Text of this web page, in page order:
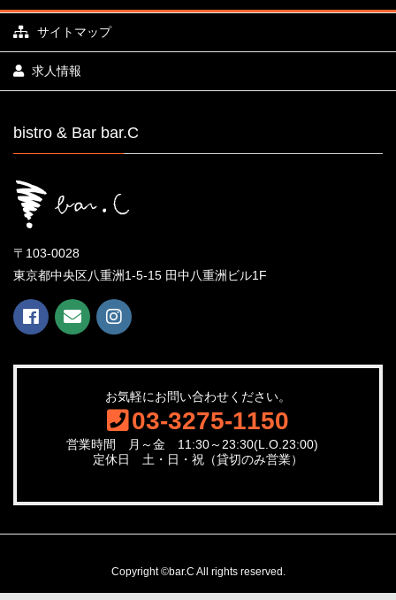
サイトマップ
求人情報
bistro & Bar bar.C
〒103-0028
東京都中央区八重洲1-5-15 田中八重洲ビル1F
お気軽にお問い合わせください。
03-3275-1150
営業時間 月～金 11:30～23:30(L.O.23:00)
定休日 土・日・祝（貸切のみ営業）
Copyright ©bar.C All rights reserved.